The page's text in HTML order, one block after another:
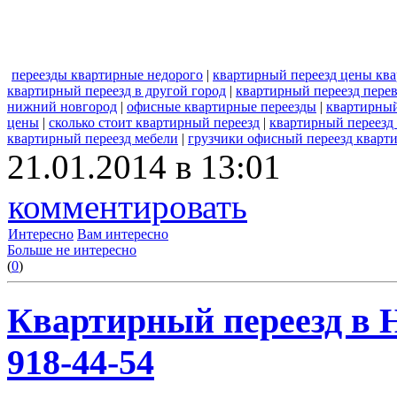
переезды квартирные недорого | квартирный переезд цены
квартирный переезд в другой город | квартирный переезд
нижний новгород | офисные квартирные переезды |
цены | сколько стоит квартирный переезд | квартирный переезд
квартирный переезд мебели | грузчики офисный переезд
21.01.2014 в 13:01
комментировать
Интересно Вам интересно
Больше не интересно
(0)
Квартирный переезд в
918-44-54